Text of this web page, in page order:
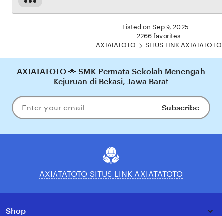
Read
the
Listed on Sep 9, 2025
2266 favorites
AXIATATOTO
SITUS LINK AXIATATOTO
AXIATATOTO 🌟 SMK Permata Sekolah Menengah
Kejuruan di Bekasi, Jawa Barat
Enter
your
Subscribe
AXIATATOTO SITUS LINK AXIATATOTO
Shop